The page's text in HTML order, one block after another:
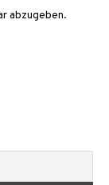
abzugeben.